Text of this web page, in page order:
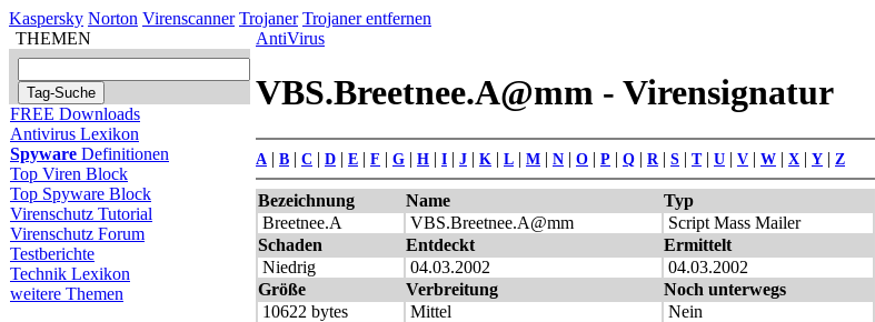
Kaspersky Norton Virenscanner Trojaner Trojaner entfernen
THEMEN
FREE Downloads
Antivirus Lexikon
Spyware Definitionen
Top Viren Block
Top Spyware Block
Virenschutz Tutorial
Virenschutz Forum
Testberichte
Technik Lexikon
weitere Themen
AntiVirus
VBS.Breetnee.A@mm - Virensignatur
A | B | C | D | E | F | G | H | I | J | K | L | M | N | O | P | Q | R | S | T| U | V | W | X | Y | Z
Bezeichnung Name
Typ
Breetnee.A
VBS.Breetnee.A@mm
Script Mass Mailer
Schaden
Entdeckt
Ermittelt
Niedrig
04.03.2002
04.03.2002
Größe
Verbreitung
Noch unterwegs
10622 bytes
Mittel
Nein